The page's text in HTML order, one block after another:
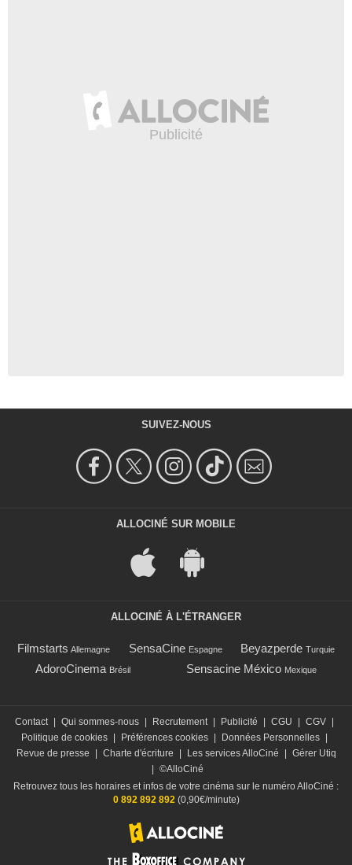
SUIVEZ-NOUS
ALLOCINÉ SUR MOBILE
ALLOCINÉ À L'ÉTRANGER
Filmstarts Allemagne SensaCine Espagne Beyazperde Turquie
AdoroCinema Brésil Sensacine México Mexique
Contact Qui sommes-nous Recrutement Publicité CGU CGV
Politique de cookies
Préférences cookies Données Personnelles
Revue de presse
Charte d'écriture Les services AlloCiné
Gérer Utiq
©AlloCiné
Retrouvez tous les horaires et infos de votre cinéma sur le numéro AlloCiné :
0 892 892 892(0,90€/minute)